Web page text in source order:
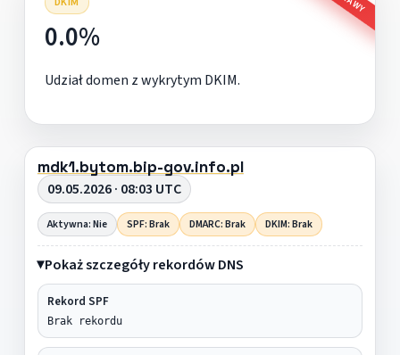
0.0%
Udział domen z wykrytym DKIM.
mdk1.bytom.bip-gov.info.pl
09.05.2026 · 08:03 UTC
Aktywna: Nie SPF: Brak DMARC: Brak DKIM: Brak
Pokaż szczegóły rekordów DNS
Rekord SPF
Brak rekordu